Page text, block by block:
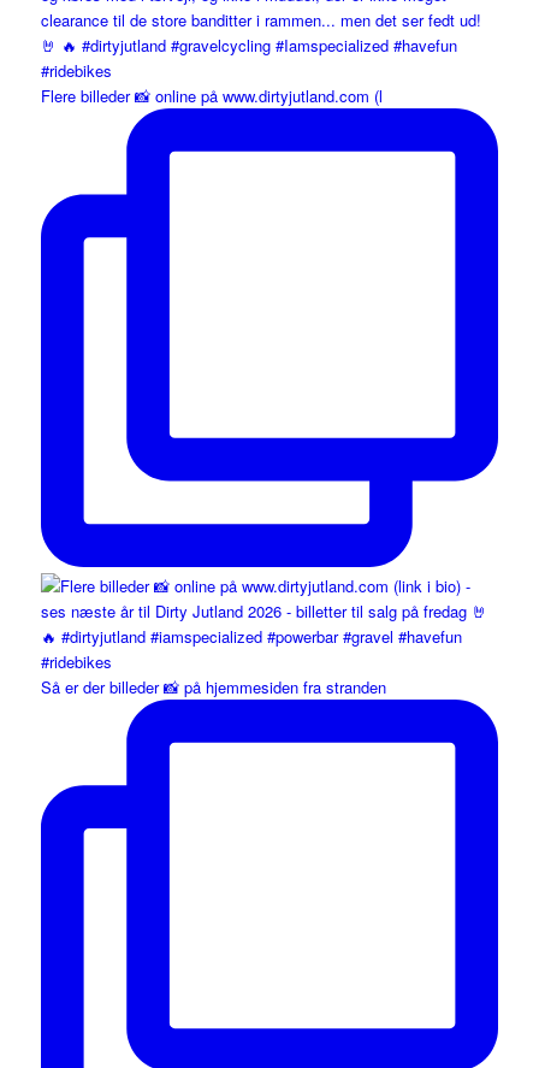
Flere billeder 📸 online på www.dirtyjutland.com (l
Så er der billeder 📸 på hjemmesiden fra stranden